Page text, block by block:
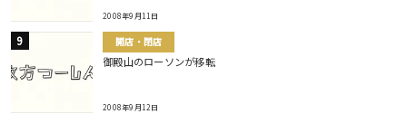
2008年9月11日
開店・閉店
御殿山のローソンが移転
2008年9月12日